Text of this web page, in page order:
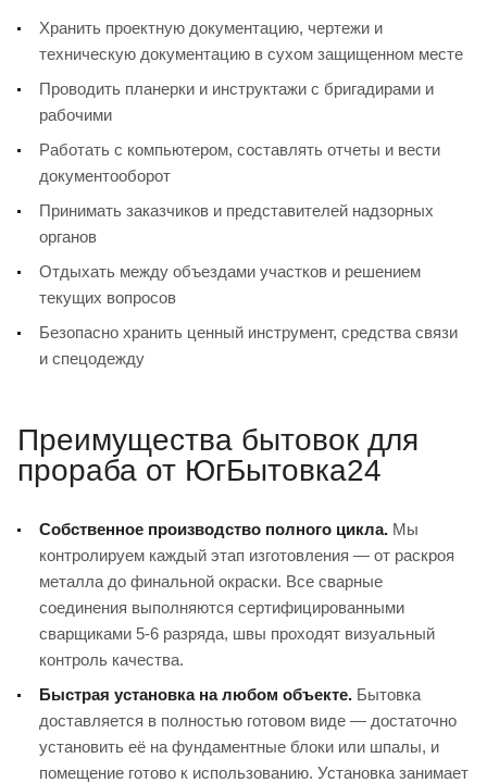
Хранить проектную документацию, чертежи и
техническую документацию в сухом защищенном месте
Проводить планерки и инструктажи с бригадирами и
рабочими
Работать с компьютером, составлять отчеты и вести
документооборот
Принимать заказчиков и представителей надзорных
органов
Отдыхать между объездами участков и решением
текущих вопросов
Безопасно хранить ценный инструмент, средства связи
и спецодежду
Преимущества бытовок для
прораба от ЮгБытовка24
Собственное производство полного цикла. Мы
контролируем каждый этап изготовления — от раскроя
металла до финальной окраски. Все сварные
соединения выполняются сертифицированными
сварщиками 5-6 разряда, швы проходят визуальный
контроль качества.
Быстрая установка на любом объекте. Бытовка
доставляется в полностью готовом виде — достаточно
установить её на фундаментные блоки или шпалы, и
помещение готово к использованию. Установка занимает